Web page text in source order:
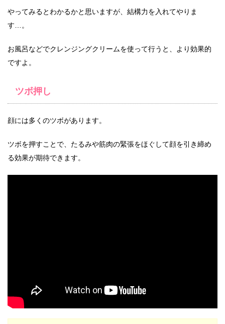
やってみるとわかるかと思いますが、結構力を入れてやりま
す…。
お風呂などでクレンジングクリームを使って行うと、より効果的
ですよ。
ツボ押し
顔には多くのツボがあります。
ツボを押すことで、たるみや筋肉の緊張をほぐして顔を引き締め
る効果が期待できます。